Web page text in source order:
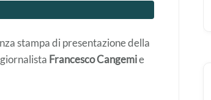
stampa di presentazione della
Francesco Cangemie